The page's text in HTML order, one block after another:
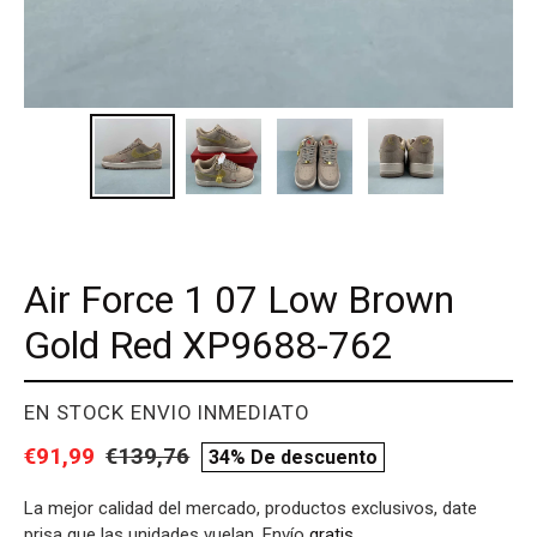
Air Force 1 07 Low Brown
Gold Red XP9688-762
PROVEEDOR
EN STOCK ENVIO INMEDIATO
Precio
venta
€91,99 Precio
€139,76
compare
34% De descuento
La mejor calidad del mercado, productos exclusivos, date